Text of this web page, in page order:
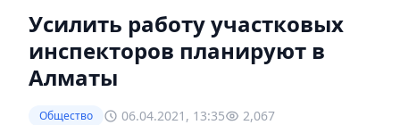
Усилить работу участковых
инспекторов планируют в
Алматы
Общество 06.04.2021, 13:35 2,067